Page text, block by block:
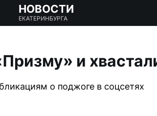
НОВОСТИ
ЕКАТЕРИНБУРГА
и
о поджоге в соцсетях